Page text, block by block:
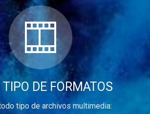
DE FORMATOS
tipo de archivos multimedia: